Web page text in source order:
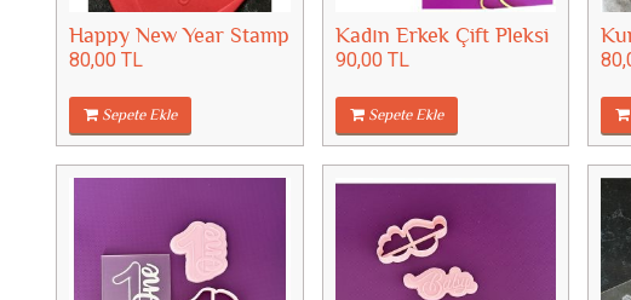
Happy New Year Stamp
80,00 TL
Sepete Ekle
Kadın Erkek Çift Pleksi
90,00 TL
Sepete Ekle